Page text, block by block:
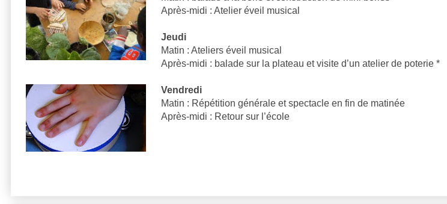
Après-midi : Atelier éveil musical
Jeudi
Matin : Ateliers éveil musical
Après-midi : balade sur la plateau et visite d’un atelier de poterie *
Vendredi
Matin : Répétition générale et spectacle en fin de matinée
Après-midi : Retour sur l’école